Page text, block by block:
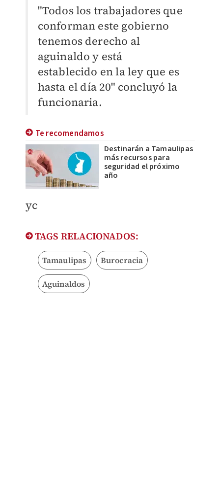
"Todos los trabajadores que
conforman este gobierno
tenemos derecho al
aguinaldo y está
establecido en la ley que es
hasta el día 20" concluyó la
funcionaria.
Te recomendamos
Destinarán a Tamaulipas
más recursos para
seguridad el próximo
año
yc
TAGS RELACIONADOS:
Tamaulipas Burocracia
Aguinaldos